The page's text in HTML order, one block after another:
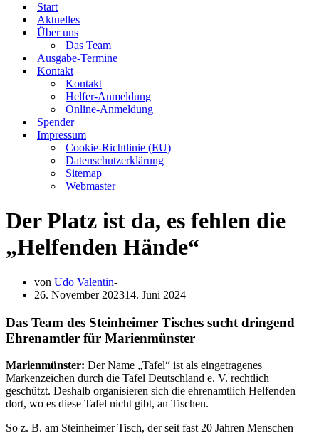
Start
Aktuelles
Über uns
Das Team
Ausgabe-Termine
Kontakt
Kontakt
Helfer-Anmeldung
Online-Anmeldung
Spender
Impressum
Cookie-Richtlinie (EU)
Datenschutzerklärung
Sitemap
Webmaster
Der Platz ist da, es fehlen die
„Helfenden Hände“
von Udo Valentin
26. November 202314. Juni 2024
Das Team des Steinheimer Tisches sucht dringend
Ehrenamtler für Marienmünster
Marienmünster: Der Name „Tafel“ ist als eingetragenes
Markenzeichen durch die Tafel Deutschland e. V. rechtlich
geschützt. Deshalb organisieren sich die ehrenamtlich Helfenden
dort, wo es diese Tafel nicht gibt, an Tischen.
So z. B. am Steinheimer Tisch, der seit fast 20 Jahren Menschen